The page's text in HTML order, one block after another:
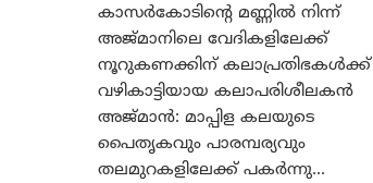
കാസർകോടിന്റെ മണ്ണിൽ നിന്ന്
അജ്മാനിലെ വേദികളിലേക്ക്
നൂറുകണക്കിന് കലാപ്രതിഭകൾക്ക്
വഴികാട്ടിയായ കലാപരിശീലകൻ
അജ്മാൻ: മാപ്പിള കലയുടെ
പൈതൃകവും പാരമ്പര്യവും
തലമുറകളിലേക്ക് പകർന്നു...